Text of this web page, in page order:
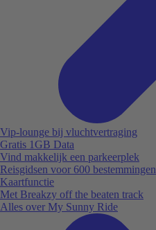
Vip-lounge bij vluchtvertraging
Gratis 1GB Data
Vind makkelijk een parkeerplek
Reisgidsen voor 600 bestemmingen
Kaartfunctie
Met Breakzy off the beaten track
Alles over My Sunny Ride